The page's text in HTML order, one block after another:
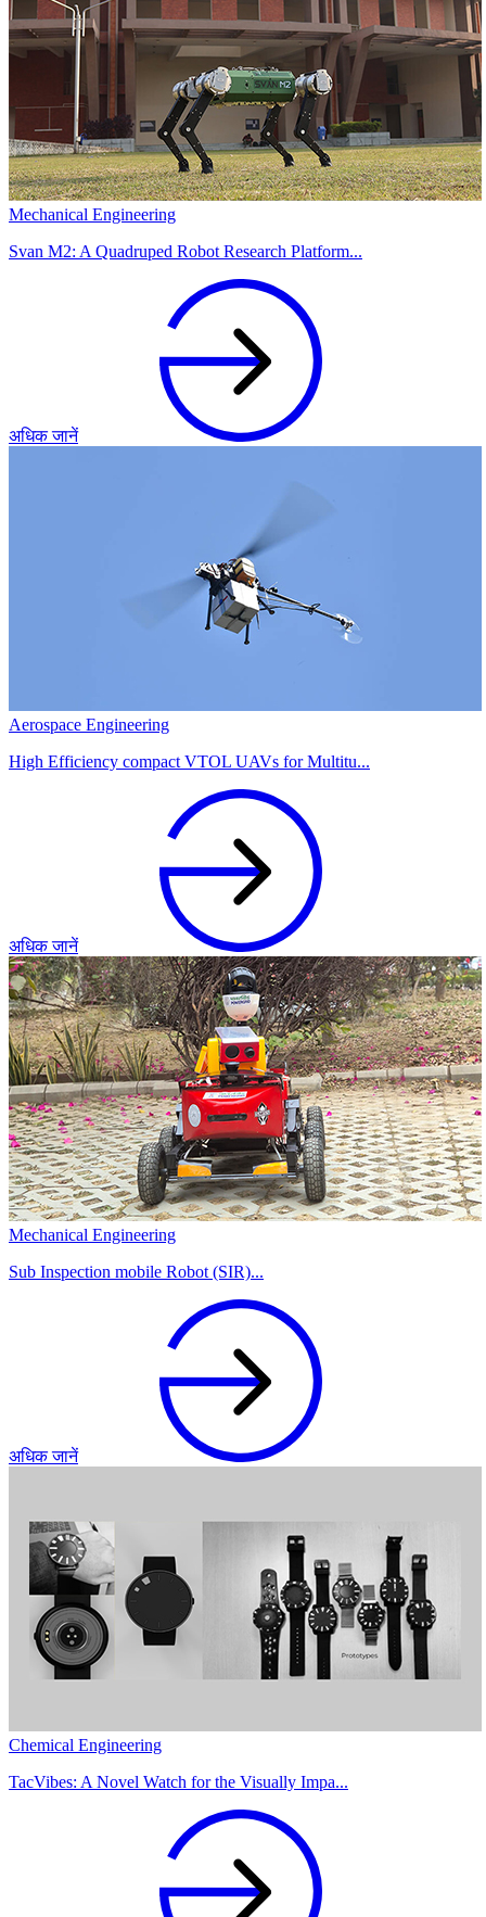
Mechanical Engineering
Svan M2: A Quadruped Robot Research Platform...
अधिक जानें
Aerospace Engineering
High Efficiency compact VTOL UAVs for Multitu...
अधिक जानें
Mechanical Engineering
Sub Inspection mobile Robot (SIR)...
अधिक जानें
Chemical Engineering
TacVibes: A Novel Watch for the Visually Impa...